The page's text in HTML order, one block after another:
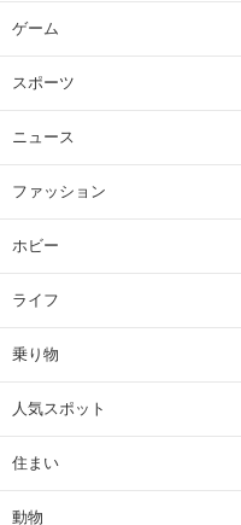
ゲーム
スポーツ
ニュース
ファッション
ホビー
ライフ
乗り物
人気スポット
住まい
動物